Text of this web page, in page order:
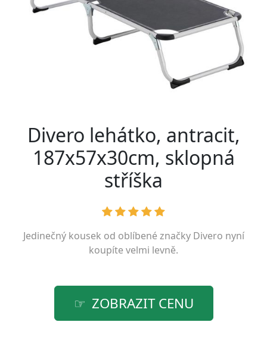
Divero lehátko, antracit,
187x57x30cm, sklopná
stříška
Jedinečný kousek od oblíbené značky Divero nyní
koupíte velmi levně.
ZOBRAZIT CENU